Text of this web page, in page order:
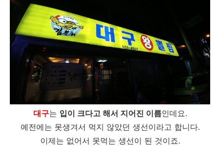
대구는 입이 크다고 해서 지어진 이름인데요.
예전에는 못생겨서 먹지 않았던 생선이라고 합니다.
이제는 없어서 못먹는 생선이 된 것이죠.